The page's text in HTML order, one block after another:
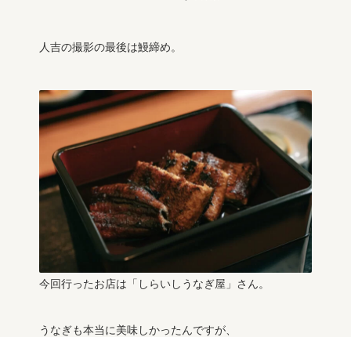
人吉の撮影の最後は鰻締め。
今回行ったお店は「しらいしうなぎ屋」さん。
うなぎも本当に美味しかったんですが、